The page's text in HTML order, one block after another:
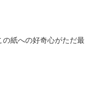
紙への好奇心がただ最